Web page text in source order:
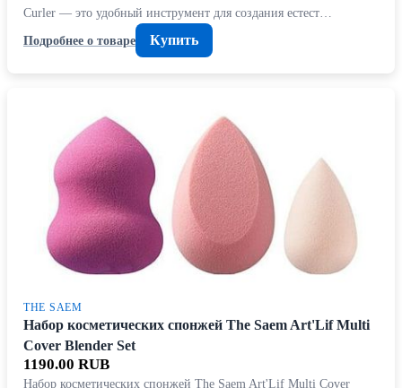
Curler — это удобный инструмент для создания естест…
Подробнее о товаре
Купить
THE SAEM
Набор косметических спонжей The Saem Art'Lif Multi
Cover Blender Set
1190.00 RUB
Набор косметических спонжей The Saem Art'Lif Multi Cover